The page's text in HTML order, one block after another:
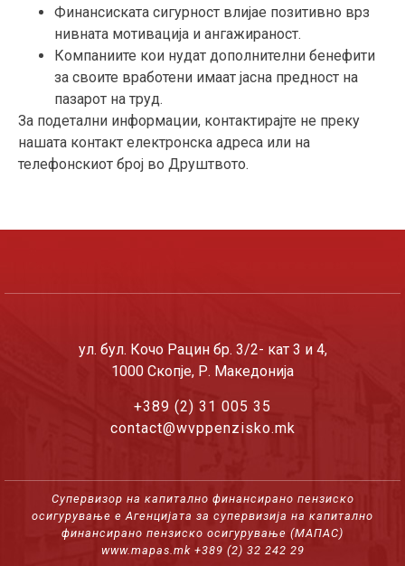
Финансиската сигурност влијае позитивно врз
нивната мотивација и ангажираност.
Компаниите кои нудат дополнителни бенефити
за своите вработени имаат јасна предност на
пазарот на труд.
За подетални информации, контактирајте не преку
нашата контакт електронска адреса или на
телефонскиот број во Друштвото.
ул. бул. Кочо Рацин бр. 3/2- кат 3 и 4,
1000 Скопје, Р. Македонија
+389 (2) 31 005 35
contact@wvppenzisko.mk
Супервизор на капитално финансирано пензиско
осигурување е Агенцијата за супервизија на капитално
финансирано пензиско осигурување (МАПАС)
www.mapas.mk+389 (2) 32 242 29